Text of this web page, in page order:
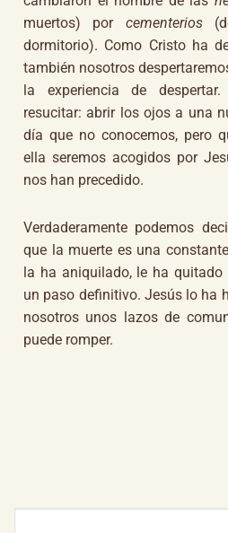
muertos) por cementerios
dormitorio). Como Cristo ha
también nosotros
la experiencia de
resucitar: abrir los ojos a una
día que no conocemos, pero
ella seremos acogidos por
nos han precedido.
Verdaderamente podemos
que la muerte es una
la ha aniquilado, le ha
un paso definitivo. Jesús lo ha
nosotros unos lazos de
puede romper.